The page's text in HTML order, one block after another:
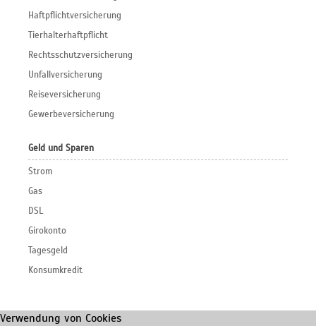
Haftpflichtversicherung
Tierhalterhaftpflicht
Rechtsschutzversicherung
Unfallversicherung
Reiseversicherung
Gewerbeversicherung
Geld und Sparen
Strom
Gas
DSL
Girokonto
Tagesgeld
Konsumkredit
Verwendung von Cookies